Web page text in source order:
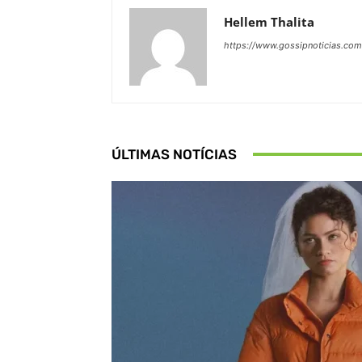
Hellem Thalita
https://
ÚLTIMAS NOTÍCIAS